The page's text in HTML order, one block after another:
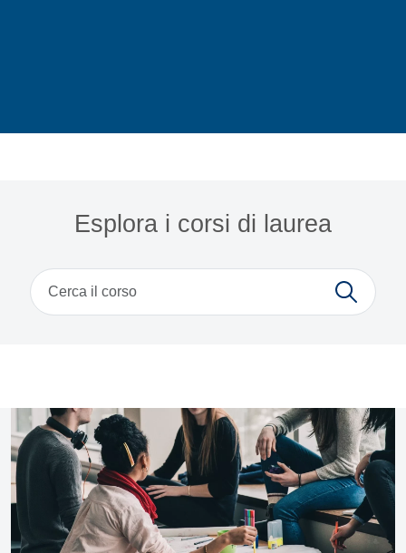
Esplora i corsi di laurea
Cerca
News